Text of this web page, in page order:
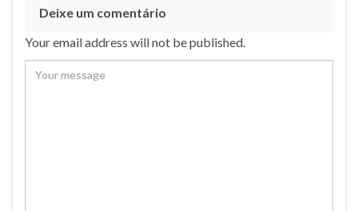
Deixe um comentário
Your email address will not be published.